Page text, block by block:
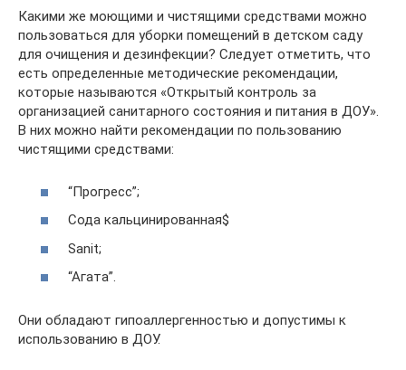
Какими же моющими и чистящими средствами можно
пользоваться для уборки помещений в детском саду
для очищения и дезинфекции? Следует отметить, что
есть определенные методические рекомендации,
которые называются «Открытый контроль за
организацией санитарного состояния и питания в ДОУ».
В них можно найти рекомендации по пользованию
чистящими средствами:
“Прогресс”;
Сода кальцинированная$
Sanit;
“Агата”.
Они обладают гипоаллергенностью и допустимы к
использованию в ДОУ.